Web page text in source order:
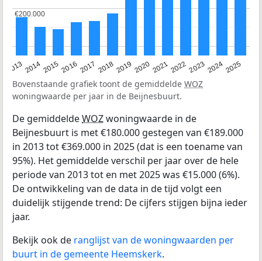
20132014201520162017 20182019 202020212022202320242025
€200.000
€200.000
Bovenstaande grafiek toont de gemiddelde WOZ
woningwaarde per jaar in de Beijnesbuurt.
De gemiddeldeWOZwoningwaarde in de
Beijnesbuurt is met €180.000 gestegen van €189.000
in 2013 tot €369.000 in 2025 (dat is een toename van
95%). Het gemiddelde verschil per jaar over de hele
periode van 2013 tot en met 2025 was €15.000 (6%).
De ontwikkeling van de data in de tijd volgt een
duidelijk stijgende trend: De cijfers stijgen bijna ieder
jaar.
Bekijk ook de ranglijst van de woningwaarden per
buurt in de gemeente Heemskerk.